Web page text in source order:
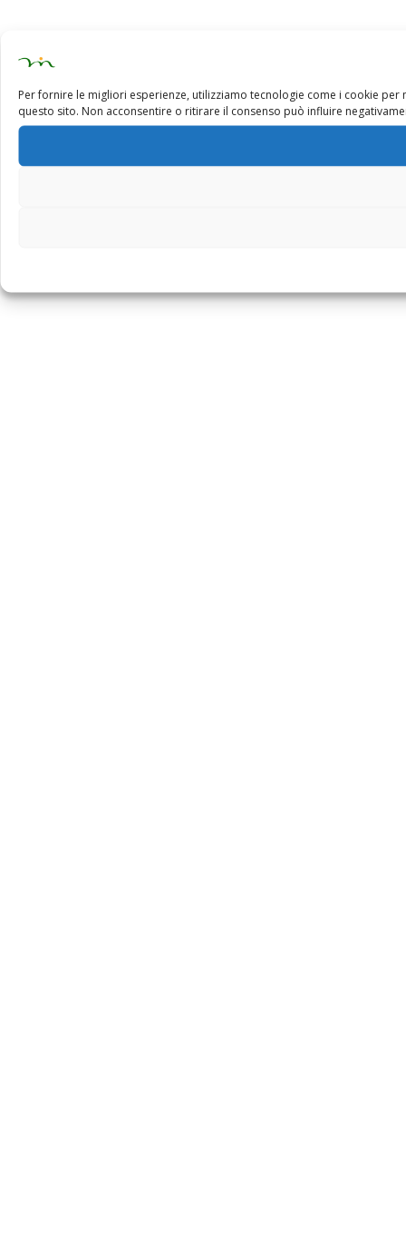
Per fornire le migliori esperienze, utilizziamo tecnologie come i cookie
questo sito. Non acconsentire o ritirare il consenso può influire